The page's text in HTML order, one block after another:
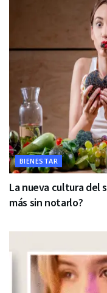
BIENESTAR
La nueva cultura del
más sin notarlo?